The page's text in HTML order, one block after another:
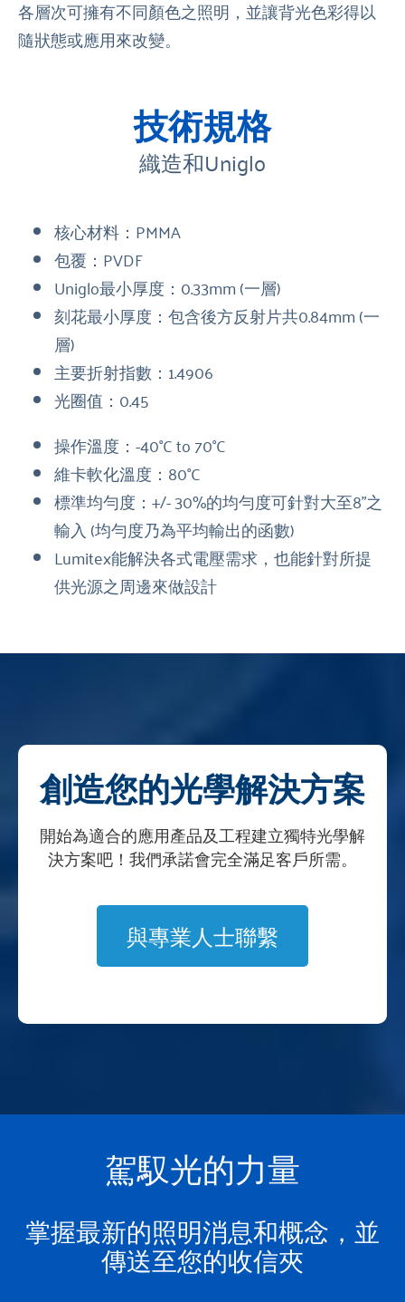
各層次可擁有不同顏色之照明，並讓背光色彩得以
隨狀態或應用來改變。
技術規格
織造和Uniglo
核心材料：PMMA
包覆：PVDF
Uniglo最小厚度：0.33mm (一層)
刻花最小厚度：包含後方反射片共0.84mm (一
層)
主要折射指數：1.4906
光圈值：0.45
操作溫度：-40°C to 70°C
維卡軟化溫度：80°C
標準均勻度：+/- 30%的均勻度可針對大至8”之
輸入 (均勻度乃為平均輸出的函數)
Lumitex能解決各式電壓需求，也能針對所提
供光源之周邊來做設計
創造您的光學解決方案
開始為適合的應用產品及工程建立獨特光學解
決方案吧！我們承諾會完全滿足客戶所需。
與專業人士聯繫
駕馭光的力量
掌握最新的照明消息和概念，並
傳送至您的收信夾